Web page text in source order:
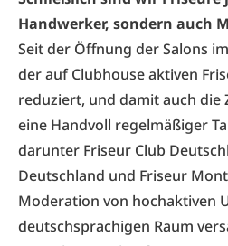
Handwerker, sondern auch
Seit der Öffnung der Salons
der auf Clubhouse aktiven
reduziert, und damit auch die
eine Handvoll regelmäßiger
darunter Friseur Club
Deutschland und Friseur
Moderation von hochaktiven
deutschsprachigen Raum